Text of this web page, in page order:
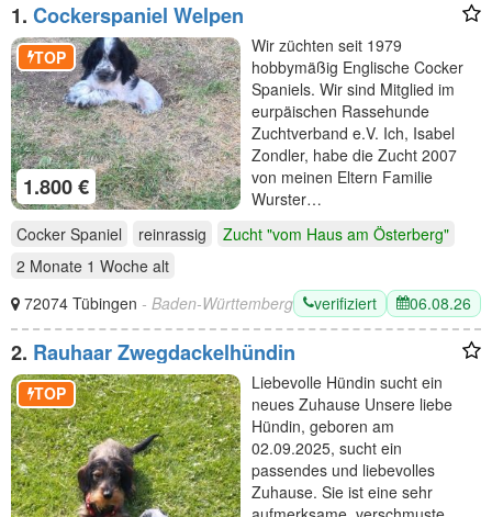
1. Cockerspaniel Welpen
1.800 €
TOP
Wir züchten seit 1979
hobbymäßig Englische Cocker
Spaniels. Wir sind Mitglied im
eurpäischen Rassehunde
Zuchtverband e.V. Ich, Isabel
Zondler, habe die Zucht 2007
von meinen Eltern Familie
Wurster…
Cocker Spaniel
reinrassig
Zucht "vom Haus am Österberg"
2 Monate 1 Woche alt
72074 Tübingen - Baden-Württemberg verifiziert 06.08.26
2. Rauhaar Zwegdackelhündin
TOP
Liebevolle Hündin sucht ein
neues Zuhause Unsere liebe
Hündin, geboren am
02.09.2025, sucht ein
passendes und liebevolles
Zuhause. Sie ist eine sehr